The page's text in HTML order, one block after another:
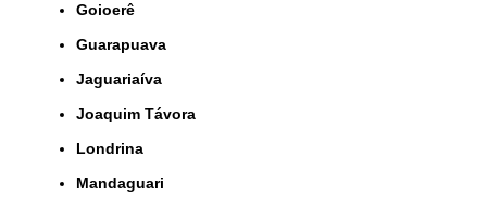
Goioerê
Guarapuava
Jaguariaíva
Joaquim Távora
Londrina
Mandaguari